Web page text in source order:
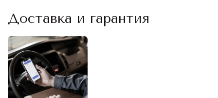
Доставка и гарантия